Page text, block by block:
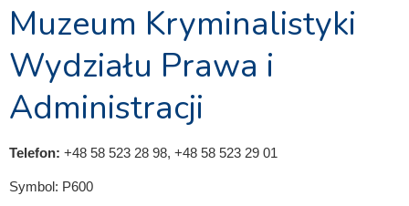
Muzeum Kryminalistyki
Wydziału Prawa i
Administracji
Telefon: +48 58 523 28 98, +48 58 523 29 01
Symbol: P600